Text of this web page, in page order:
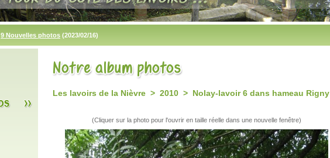
9 Nouvelles photos (2023/02/16)
Les lavoirs de la Nièvre > 2010 > Nolay-lavoir 6 dans hameau Rigny
(Cliquer sur la photo pour l'ouvrir en taille réelle dans une nouvelle fenêtre)